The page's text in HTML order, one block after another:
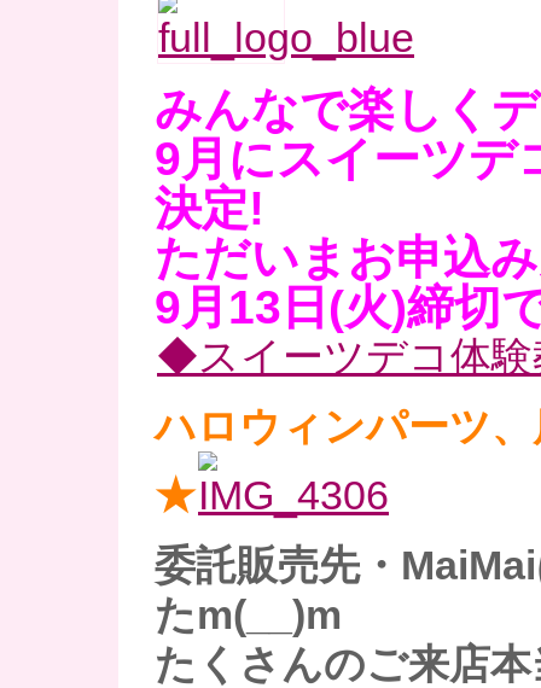
みんなで楽しく
9月にスイーツデ
決定!
ただいまお申込
9月13日(火)締切
◆スイーツデコ体
ハロウィンパーツ
★
委託販売先・
たm(__)m
たくさんのご来店